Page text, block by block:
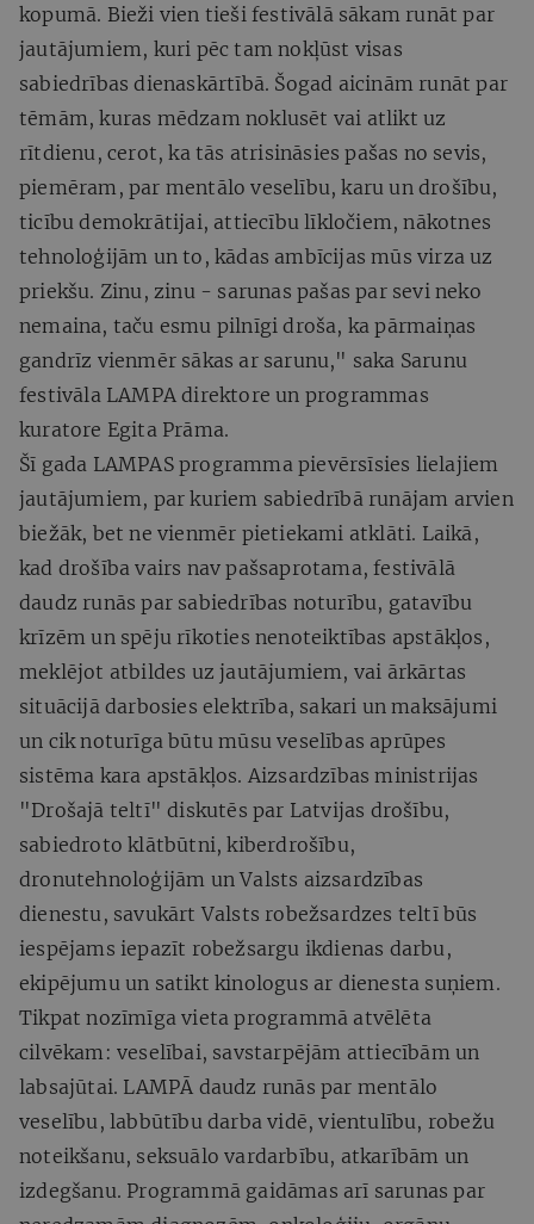
kopumā. Bieži vien tieši festivālā sākam runāt par
jautājumiem, kuri pēc tam nokļūst visas
sabiedrības dienaskārtībā. Šogad aicinām runāt par
tēmām, kuras mēdzam noklusēt vai atlikt uz
rītdienu, cerot, ka tās atrisināsies pašas no sevis,
piemēram, par mentālo veselību, karu un drošību,
ticību demokrātijai, attiecību līkločiem, nākotnes
tehnoloģijām un to, kādas ambīcijas mūs virza uz
priekšu. Zinu, zinu - sarunas pašas par sevi neko
nemaina, taču esmu pilnīgi droša, ka pārmaiņas
gandrīz vienmēr sākas ar sarunu," saka Sarunu
festivāla LAMPA direktore un programmas
kuratore Egita Prāma.
Šī gada LAMPAS programma pievērsīsies lielajiem
jautājumiem, par kuriem sabiedrībā runājam arvien
biežāk, bet ne vienmēr pietiekami atklāti. Laikā,
kad drošība vairs nav pašsaprotama, festivālā
daudz runās par sabiedrības noturību, gatavību
krīzēm un spēju rīkoties nenoteiktības apstākļos,
meklējot atbildes uz jautājumiem, vai ārkārtas
situācijā darbosies elektrība, sakari un maksājumi
un cik noturīga būtu mūsu veselības aprūpes
sistēma kara apstākļos. Aizsardzības ministrijas
"Drošajā teltī" diskutēs par Latvijas drošību,
sabiedroto klātbūtni, kiberdrošību,
dronutehnoloģijām un Valsts aizsardzības
dienestu, savukārt Valsts robežsardzes teltī būs
iespējams iepazīt robežsargu ikdienas darbu,
ekipējumu un satikt kinologus ar dienesta suņiem.
Tikpat nozīmīga vieta programmā atvēlēta
cilvēkam: veselībai, savstarpējām attiecībām un
labsajūtai. LAMPĀ daudz runās par mentālo
veselību, labbūtību darba vidē, vientulību, robežu
noteikšanu, seksuālo vardarbību, atkarībām un
izdegšanu. Programmā gaidāmas arī sarunas par